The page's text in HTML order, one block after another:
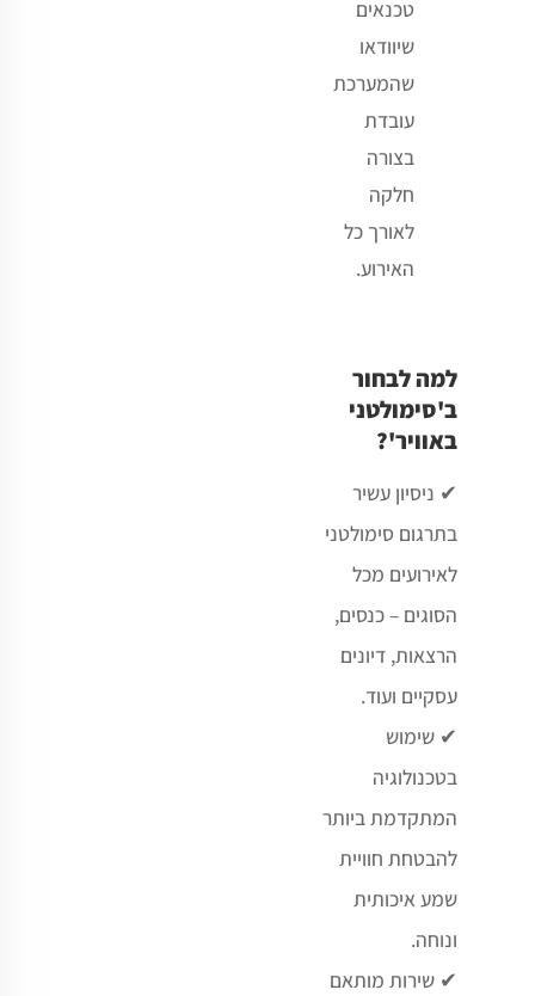
טכנאים
שיוודאו
שהמערכת
עובדת
בצורה
חלקה
לאורך כל
האירוע.
למה לבחור
ב'סימולטני
באוויר'?
✔ ניסיון עשיר
בתרגום סימולטני
לאירועים מכל
הסוגים – כנסים,
הרצאות, דיונים
עסקיים ועוד.
✔ שימוש
בטכנולוגיה
המתקדמת ביותר
להבטחת חוויית
שמע איכותית
ונוחה.
✔ שירות מותאם